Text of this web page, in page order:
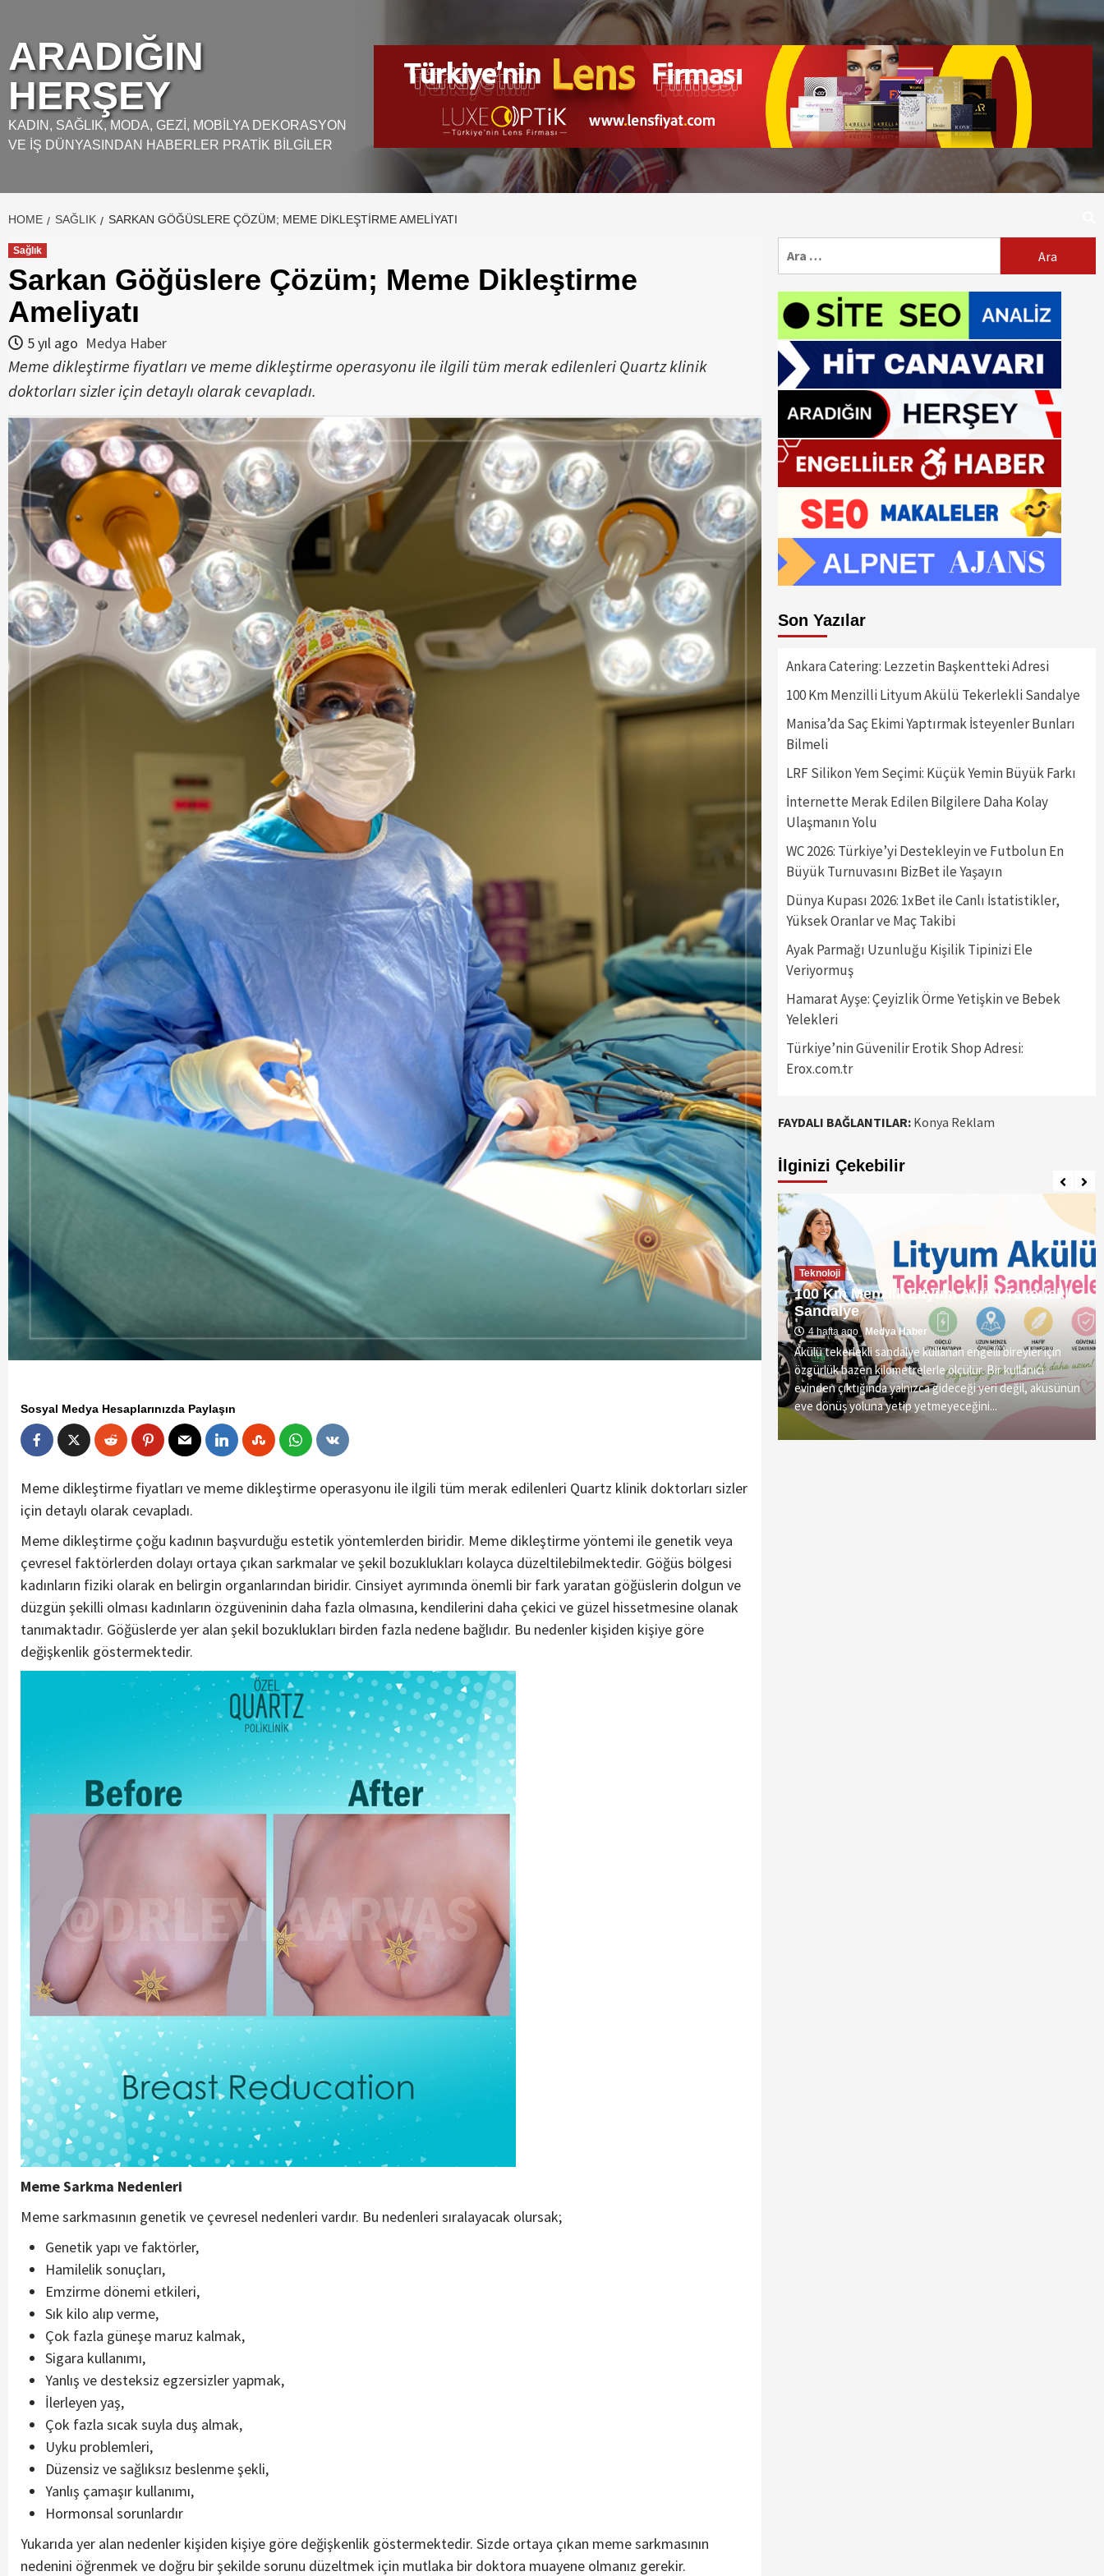
content
ARADIĞIN
HERŞEY
KADIN, SAĞLIK, MODA, GEZI, MOBILYA DEKORASYON
VE İŞ DÜNYASINDAN HABERLER PRATIK BILGILER
HOME SAĞLIK SARKAN GÖĞÜSLERE ÇÖZÜM; MEME DIKLEŞTIRME AMELIYATI
Sağlık
Sarkan Göğüslere Çözüm; Meme Dikleştirme
Ameliyatı
5 yıl ago Medya Haber
Meme dikleştirme fiyatları ve meme dikleştirme operasyonu ile ilgili tüm merak edilenleri Quartz klinik
doktorları sizler için detaylı olarak cevapladı.
Sosyal Medya Hesaplarınızda Paylaşın
Meme dikleştirme fiyatları ve meme dikleştirme operasyonu ile ilgili tüm merak edilenleri Quartz klinik doktorları sizler
için detaylı olarak cevapladı.
Meme dikleştirme çoğu kadının başvurduğu estetik yöntemlerden biridir. Meme dikleştirme yöntemi ile genetik veya
çevresel faktörlerden dolayı ortaya çıkan sarkmalar ve şekil bozuklukları kolayca düzeltilebilmektedir. Göğüs bölgesi
kadınların fiziki olarak en belirgin organlarından biridir. Cinsiyet ayrımında önemli bir fark yaratan göğüslerin dolgun ve
düzgün şekilli olması kadınların özgüveninin daha fazla olmasına, kendilerini daha çekici ve güzel hissetmesine olanak
tanımaktadır. Göğüslerde yer alan şekil bozuklukları birden fazla nedene bağlıdır. Bu nedenler kişiden kişiye göre
değişkenlik göstermektedir.
Meme Sarkma Nedenleri
Meme sarkmasının genetik ve çevresel nedenleri vardır. Bu nedenleri sıralayacak olursak;
Genetik yapı ve faktörler,
Hamilelik sonuçları,
Emzirme dönemi etkileri,
Sık kilo alıp verme,
Çok fazla güneşe maruz kalmak,
Sigara kullanımı,
Yanlış ve desteksiz egzersizler yapmak,
İlerleyen yaş,
Çok fazla sıcak suyla duş almak,
Uyku problemleri,
Düzensiz ve sağlıksız beslenme şekli,
Yanlış çamaşır kullanımı,
Hormonsal sorunlardır
Yukarıda yer alan nedenler kişiden kişiye göre değişkenlik göstermektedir. Sizde ortaya çıkan meme sarkmasının
nedenini öğrenmek ve doğru bir şekilde sorunu düzeltmek için mutlaka bir doktora muayene olmanız gerekir.
Son Yazılar
Ankara Catering: Lezzetin Başkentteki Adresi
100 Km Menzilli Lityum Akülü Tekerlekli Sandalye
Manisa’da Saç Ekimi Yaptırmak İsteyenler Bunları
Bilmeli
LRF Silikon Yem Seçimi: Küçük Yemin Büyük Farkı
İnternette Merak Edilen Bilgilere Daha Kolay
Ulaşmanın Yolu
WC 2026: Türkiye’yi Destekleyin ve Futbolun En
Büyük Turnuvasını BizBet ile Yaşayın
Dünya Kupası 2026: 1xBet ile Canlı İstatistikler,
Yüksek Oranlar ve Maç Takibi
Ayak Parmağı Uzunluğu Kişilik Tipinizi Ele
Veriyormuş
Hamarat Ayşe: Çeyizlik Örme Yetişkin ve Bebek
Yelekleri
Türkiye’nin Güvenilir Erotik Shop Adresi:
Erox.com.tr
FAYDALI BAĞLANTILAR: Konya Reklam
İlginizi Çekebilir
Çevre Dostu Ulaşım Araçları
Çevre dostu ulaşım araçları karbon ayak izinin
dostu ulaşım araçları yaygınlaşmaya başlamıştır....
100 Km Menzilli Lityum Akülü Tekerlekli
Teknoloji
2025’in En Çok Konuşulan Teknoloji
Gelişmeleri: Yapay Zeka ve
Sürdürülebilirlik
12 ay ago Medya Haber
Teknoloji dünyası 2025 yılına hızlı bir başlangıç yaptı.
Özellikle yapay zeka (AI), artırılmış gerçeklik (AR) ve
nesnelerin interneti (IoT) alanındaki gelişmeler,
kullanıcıların hayatına doğrudan etki...